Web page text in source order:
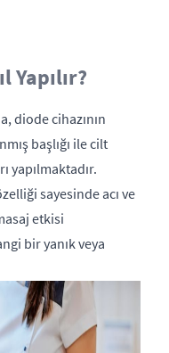
Yapılır?
diode cihazının
başlığı ile cilt
yapılmaktadır.
sayesinde acı ve
etkisi
bir yanık veya